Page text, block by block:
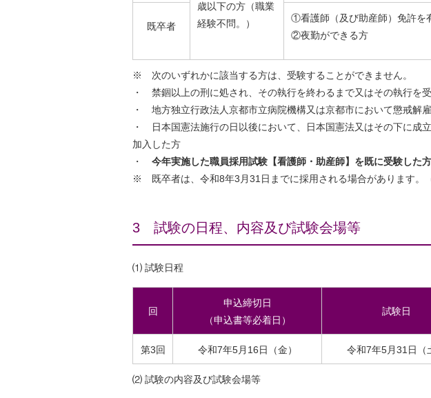
歳以下の方（職業
経験不問。）
既卒者
①看護師（及び助産師）免許を
②夜勤ができる方
※ 次のいずれかに該当する方は、受験することができません。
・ 禁錮以上の刑に処され、その執行を終わるまで又はその執行を
・ 地方独立行政法人京都市立病院機構又は京都市において懲戒解
・ 日本国憲法施行の日以後において、日本国憲法又はその下に成
加入した方
・ 今年実施した職員採用試験【看護師・助産師】を既に受験した
※ 既卒者は、令和8年3月31日までに採用される場合があります。（
3 試験の日程、内容及び試験会場等
⑴ 試験日程
回
申込締切日
（申込書等必着日）
試験日
第3回 令和7年5月16日（金） 令和7年5月31日（
⑵ 試験の内容及び試験会場等